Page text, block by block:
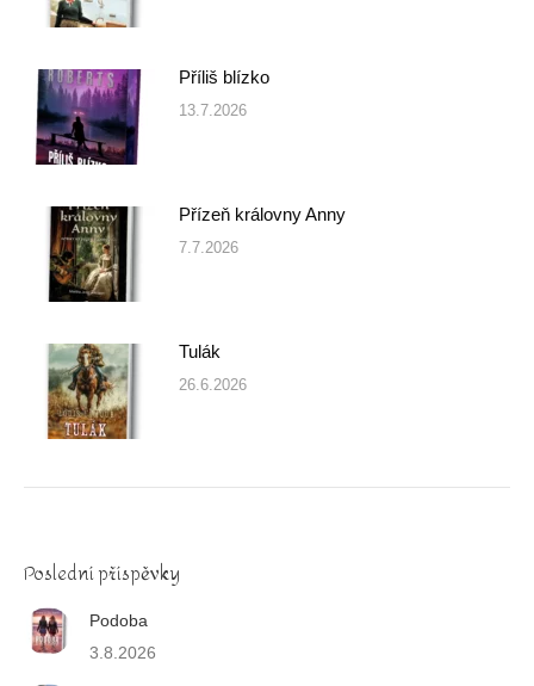
Příliš blízko
13.7.2026
Přízeň královny Anny
7.7.2026
Tulák
26.6.2026
Poslední příspěvky
Podoba
3.8.2026